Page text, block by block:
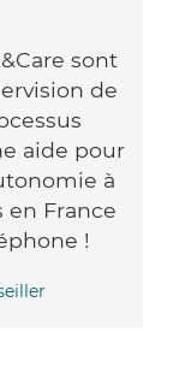
sont
de
aide pour
à
en France
!